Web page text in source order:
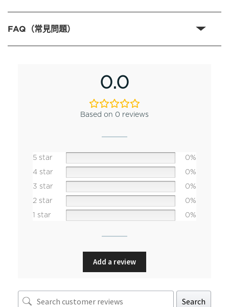
FAQ（常見問題）
0.0
Based on 0 reviews
5 star
0%
4 star
0%
3 star
0%
2 star
0%
1 star
0%
Add a review
Search